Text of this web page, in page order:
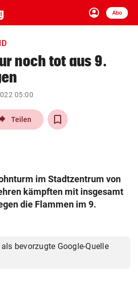
account_circle
Anmelden
Abo
close Schließen
arrow_right
noch tot aus 9.
05:00
Teilen
im Stadtzentrum von
kämpften mit insgesamt
die Flammen im 9.
bevorzugte Google-Quelle